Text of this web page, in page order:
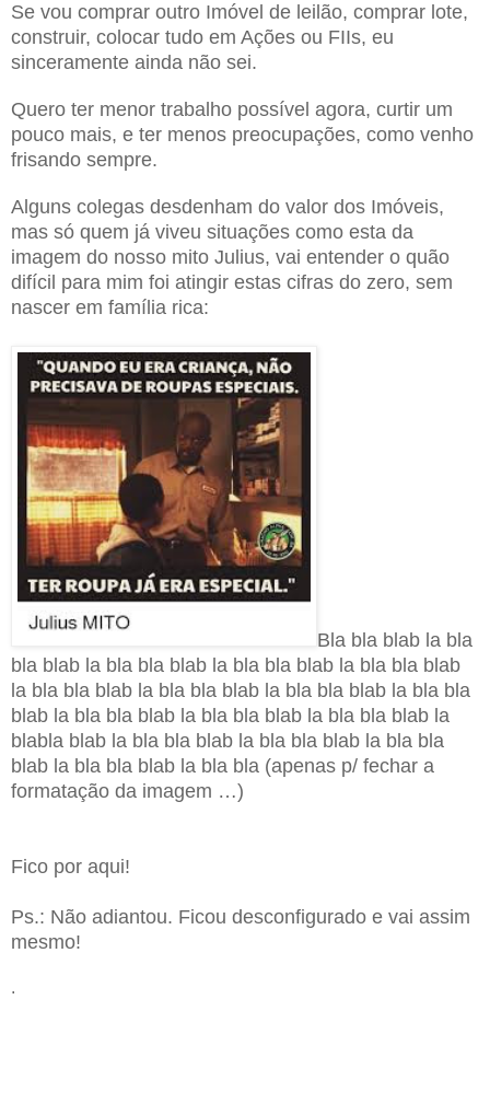
Se vou comprar outro Imóvel de leilão, comprar lote,
construir, colocar tudo em Ações ou FIIs, eu
sinceramente ainda não sei.
Quero ter menor trabalho possível agora, curtir um
pouco mais, e ter menos preocupações, como venho
frisando sempre.
Alguns colegas desdenham do valor dos Imóveis,
mas só quem já viveu situações como esta da
imagem do nosso mito Julius, vai entender o quão
difícil para mim foi atingir estas cifras do zero, sem
nascer em família rica:
Bla bla blab la bla
bla blab la bla bla blab la bla bla blab la bla bla blab
la bla bla blab la bla bla blab la bla bla blab la bla bla
blab la bla bla blab la bla bla blab la bla bla blab la
blabla blab la bla bla blab la bla bla blab la bla bla
blab la bla bla blab la bla bla (apenas p/ fechar a
formatação da imagem …)
Fico por aqui!
Ps.: Não adiantou. Ficou desconfigurado e vai assim
mesmo!
.